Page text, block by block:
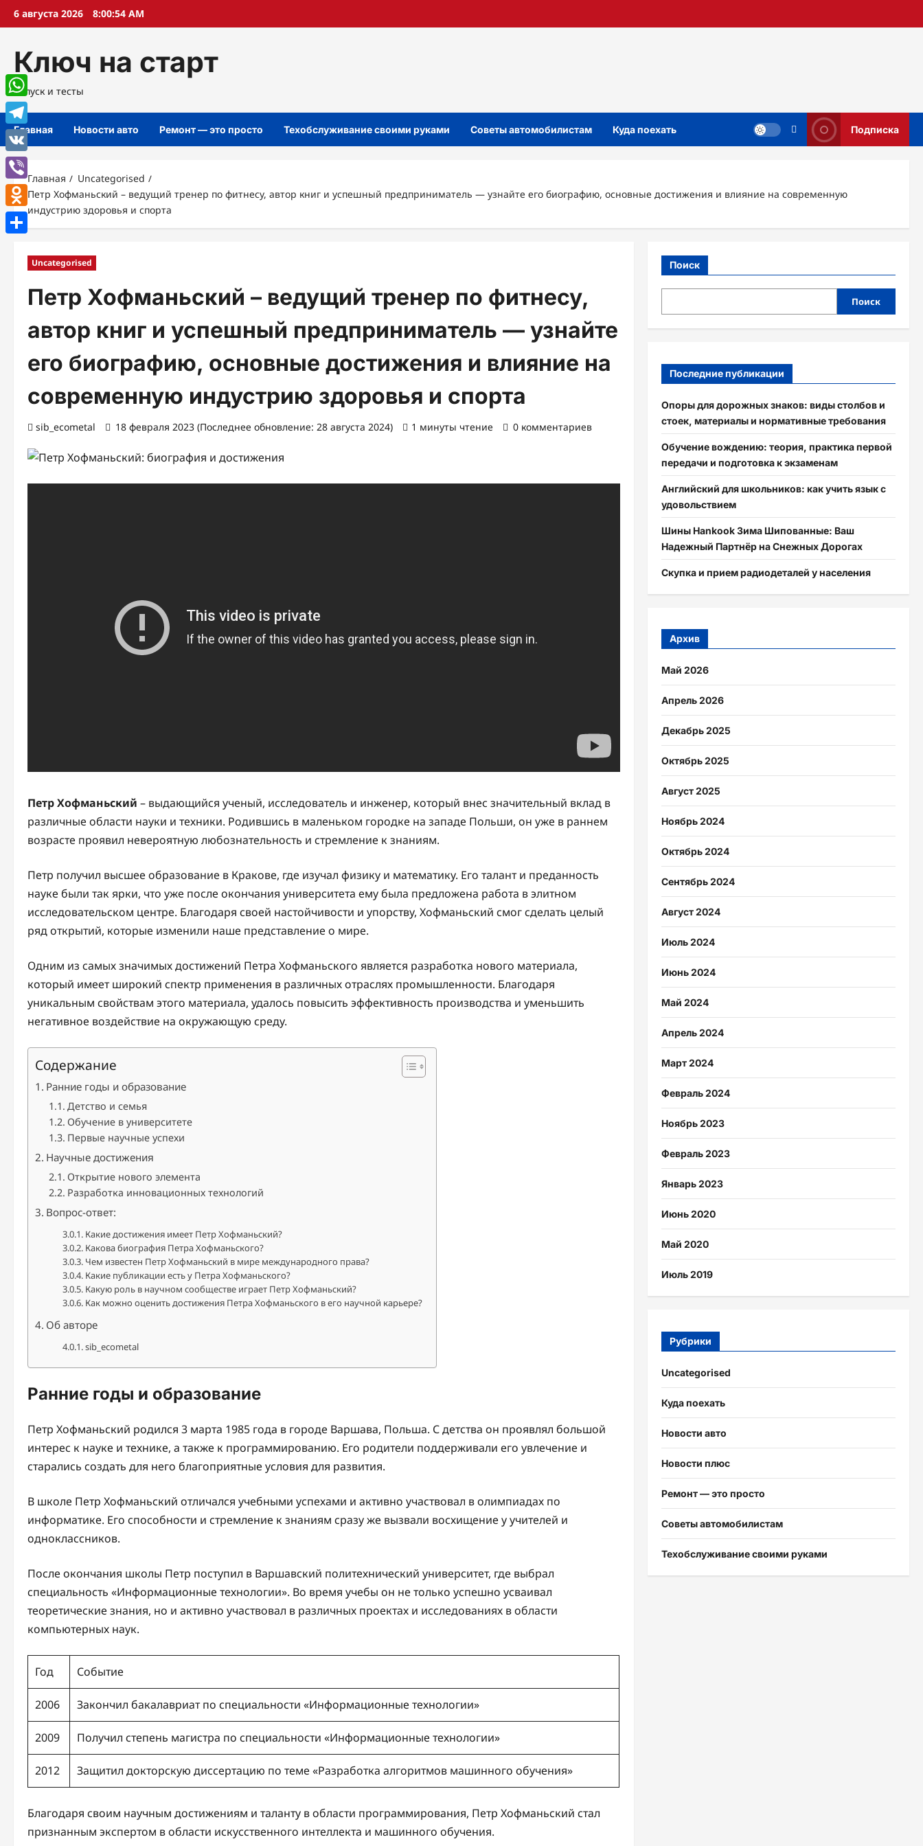
Перейти
6 августа 2026 8:00:54 AM
Ключ на старт
Запуск и тесты
Главная Новости авто Ремонт — это просто Техобслуживание своими руками Советы автомобилистам Куда поехать Подписка
Главная
Uncategorised
Петр Хофманьский – ведущий тренер по фитнесу, автор книг и успешный предприниматель — узнайте его биографию, основные достижения и влияние на современную
индустрию здоровья и спорта
Uncategorised
Петр Хофманьский – ведущий тренер по фитнесу,
автор книг и успешный предприниматель — узнайте
его биографию, основные достижения и влияние на
современную индустрию здоровья и спорта
sib_ecometal 18 февраля 2023 (Последнее обновление: 28 августа 2024) 1 минуты чтение 0 комментариев
Петр Хофманьский – выдающийся ученый, исследователь и инженер, который внес значительный вклад в
различные области науки и техники. Родившись в маленьком городке на западе Польши, он уже в раннем
возрасте проявил невероятную любознательность и стремление к знаниям.
Петр получил высшее образование в Кракове, где изучал физику и математику. Его талант и преданность
науке были так ярки, что уже после окончания университета ему была предложена работа в элитном
исследовательском центре. Благодаря своей настойчивости и упорству, Хофманьский смог сделать целый
ряд открытий, которые изменили наше представление о мире.
Одним из самых значимых достижений Петра Хофманьского является разработка нового материала,
который имеет широкий спектр применения в различных отраслях промышленности. Благодаря
уникальным свойствам этого материала, удалось повысить эффективность производства и уменьшить
негативное воздействие на окружающую среду.
Содержание
Ранние годы и образование
Детство и семья
Обучение в университете
Первые научные успехи
Научные достижения
Открытие нового элемента
Разработка инновационных технологий
Вопрос-ответ:
Какие достижения имеет Петр Хофманьский?
Какова биография Петра Хофманьского?
Чем известен Петр Хофманьский в мире международного права?
Какие публикации есть у Петра Хофманьского?
Какую роль в научном сообществе играет Петр Хофманьский?
Как можно оценить достижения Петра Хофманьского в его научной карьере?
Об авторе
sib_ecometal
Ранние годы и образование
Петр Хофманьский родился 3 марта 1985 года в городе Варшава, Польша. С детства он проявлял большой
интерес к науке и технике, а также к программированию. Его родители поддерживали его увлечение и
старались создать для него благоприятные условия для развития.
В школе Петр Хофманьский отличался учебными успехами и активно участвовал в олимпиадах по
информатике. Его способности и стремление к знаниям сразу же вызвали восхищение у учителей и
одноклассников.
После окончания школы Петр поступил в Варшавский политехнический университет, где выбрал
специальность «Информационные технологии». Во время учебы он не только успешно усваивал
теоретические знания, но и активно участвовал в различных проектах и исследованиях в области
компьютерных наук.
Год Событие
2006 Закончил бакалавриат по специальности «Информационные технологии»
2009 Получил степень магистра по специальности «Информационные технологии»
2012 Защитил докторскую диссертацию по теме «Разработка алгоритмов машинного обучения»
Благодаря своим научным достижениям и таланту в области программирования, Петр Хофманьский стал
признанным экспертом в области искусственного интеллекта и машинного обучения.
Поиск
Поиск
Последние публикации
Опоры для дорожных знаков: виды столбов и
стоек, материалы и нормативные требования
Обучение вождению: теория, практика первой
передачи и подготовка к экзаменам
Английский для школьников: как учить язык с
удовольствием
Шины Hankook Зима Шипованные: Ваш
Надежный Партнёр на Снежных Дорогах
Скупка и прием радиодеталей у населения
Архив
Май 2026
Апрель 2026
Декабрь 2025
Октябрь 2025
Август 2025
Ноябрь 2024
Октябрь 2024
Сентябрь 2024
Август 2024
Июль 2024
Июнь 2024
Май 2024
Апрель 2024
Март 2024
Февраль 2024
Ноябрь 2023
Февраль 2023
Январь 2023
Июнь 2020
Май 2020
Июль 2019
Рубрики
Uncategorised
Куда поехать
Новости авто
Новости плюс
Ремонт — это просто
Советы автомобилистам
Техобслуживание своими руками
WhatsApp
Telegram
VK
Viber
Odnoklassniki